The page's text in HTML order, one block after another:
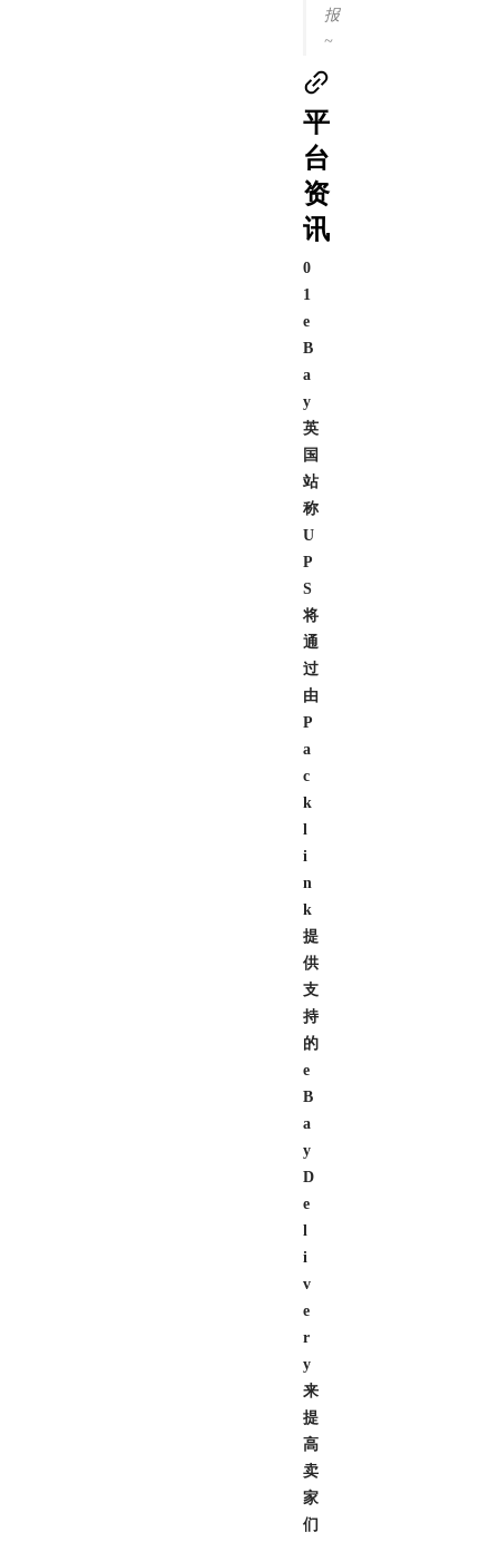
报
~
平
台
资
讯
0
1
e
B
a
y
英
国
站
称
U
P
S
将
通
过
由
P
a
c
k
l
i
n
k
提
供
支
持
的
e
B
a
y
D
e
l
i
v
e
r
y
来
提
高
卖
家
们